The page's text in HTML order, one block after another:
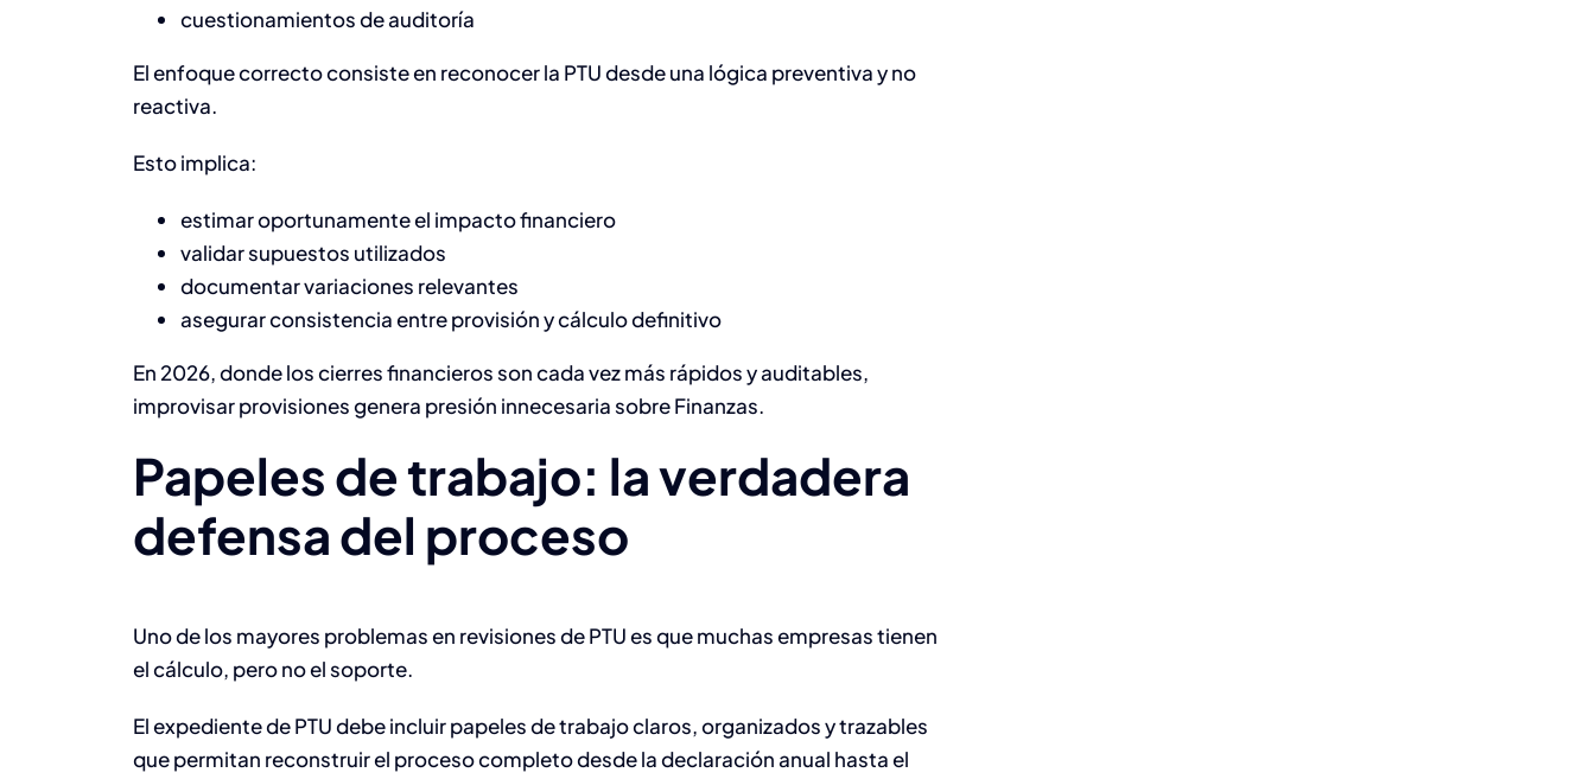
cuestionamientos de auditoría
El enfoque correcto consiste en reconocer la PTU desde una lógica preventiva y no
reactiva.
Esto implica:
estimar oportunamente el impacto financiero
validar supuestos utilizados
documentar variaciones relevantes
asegurar consistencia entre provisión y cálculo definitivo
En 2026, donde los cierres financieros son cada vez más rápidos y auditables,
improvisar provisiones genera presión innecesaria sobre Finanzas.
Papeles de trabajo: la verdadera
defensa del proceso
Uno de los mayores problemas en revisiones de PTU es que muchas empresas tienen
el cálculo, pero no el soporte.
El expediente de PTU debe incluir papeles de trabajo claros, organizados y trazables
que permitan reconstruir el proceso completo desde la declaración anual hasta el